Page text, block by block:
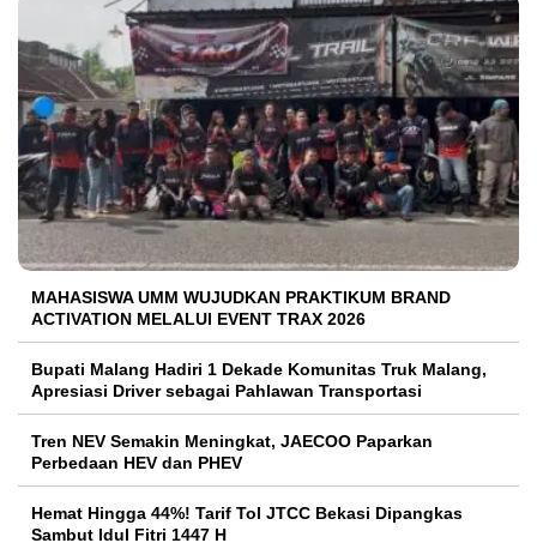
MAHASISWA UMM WUJUDKAN PRAKTIKUM BRAND
ACTIVATION MELALUI EVENT TRAX 2026
Bupati Malang Hadiri 1 Dekade Komunitas Truk Malang,
Apresiasi Driver sebagai Pahlawan Transportasi
Tren NEV Semakin Meningkat, JAECOO Paparkan
Perbedaan HEV dan PHEV
Hemat Hingga 44%! Tarif Tol JTCC Bekasi Dipangkas
Sambut Idul Fitri 1447 H